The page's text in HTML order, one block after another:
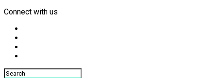
Connect with us